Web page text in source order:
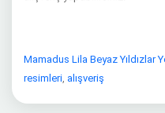
Mamadus Lila Beyaz Yıldızlar
resimleri, alışveriş